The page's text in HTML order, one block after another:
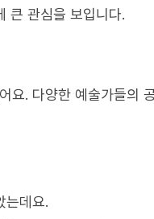
큰 관심을 보입니다.
요. 다양한 예술가들의
는데요.